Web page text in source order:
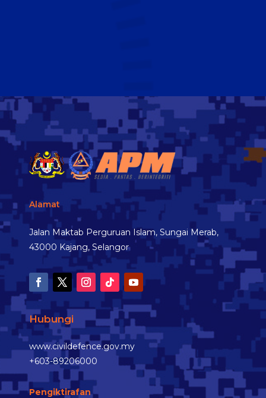
Alamat
Jalan Maktab Perguruan Islam, Sungai Merab,
43000 Kajang, Selangor
Hubungi
www.civildefence.gov.my
+603-89206000
Pengiktirafan